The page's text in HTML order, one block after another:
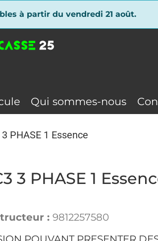
à partir du vendredi 21 août.
Qui sommes-nous
PHASE 1 Essence
3 PHASE 1
: 9812257580